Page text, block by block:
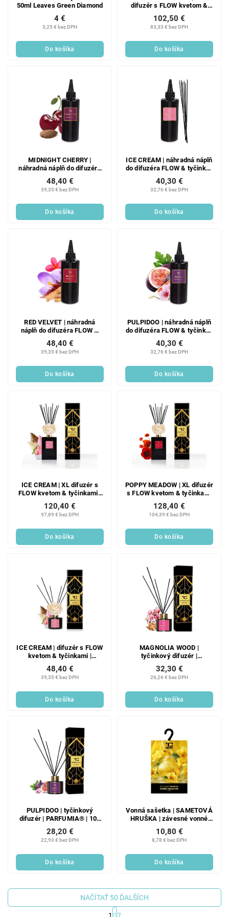
50ml Leaves Green Diamond
3,25 € bez DPH
4 €
Do košíka
difuzér s FLOW kvetom &
500 ml
83,33 € bez DPH
102,50 €
Do košíka
MIDNIGHT CHERRY |
náhradná náplň do difuzéra
PARFUMIA® | 200 ml
39,35 € bez DPH
48,40 €
Do košíka
ICE CREAM | náhradná náplň
do difuzéra FLOW & tyčinky |
32,76 € bez DPH
40,30 €
Do košíka
RED VELVET | náhradná
náplň do difuzéra FLOW &
tyčinky | PARFUMIA® | 200
ml
39,35 € bez DPH
48,40 €
Do košíka
PULPIDOO | náhradná náplň
do difuzéra FLOW & tyčinky |
PARFUMIA® | 200 ml
32,76 € bez DPH
40,30 €
Do košíka
ICE CREAM | XL difuzér s
FLOW kvetom & tyčinkami |
PARFUMIA® | 500 ml
97,89 € bez DPH
120,40 €
Do košíka
POPPY MEADOW | XL difuzér
s FLOW kvetom & tyčinkami
| PARFUMIA® | 500 ml
104,39 € bez DPH
128,40 €
Do košíka
ICE CREAM | difuzér s FLOW
kvetom & tyčinkami |
PARFUMIA® | 200 ml
39,35 € bez DPH
48,40 €
Do košíka
MAGNOLIA WOOD |
tyčinkový difuzér |
PARFUMIA® | 100 ml
26,26 € bez DPH
32,30 €
Do košíka
PULPIDOO | tyčinkový
difuzér | PARFUMIA® | 100
22,93 € bez DPH
28,20 €
Do košíka
Vonná sašetka | SAMETOVÁ
HRUŠKA | závesné vonné
8,78 € bez DPH
10,80 €
Do košíka
NAČÍTAŤ 50 ĎALŠÍCH